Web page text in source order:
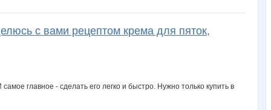
с вами рецептом крема для пяток,
главное - сделать его легко и быстро. Нужно только купить в